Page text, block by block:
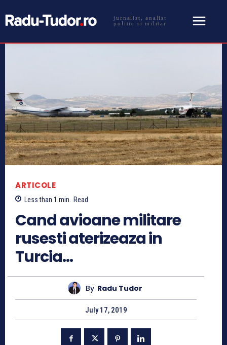
jurnalist, analist
politic si militar
ARTICOLE
Less than 1 min. Read
Cand avioane militare
rusesti aterizeaza in
Turcia…
By Radu Tudor
July 17, 2019